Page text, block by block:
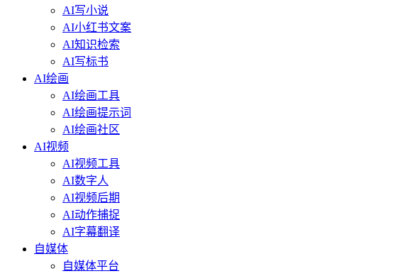
AI写小说
AI小红书文案
AI知识检索
AI写标书
AI绘画
AI绘画工具
AI绘画提示词
AI绘画社区
AI视频
AI视频工具
AI数字人
AI视频后期
AI动作捕捉
AI字幕翻译
自媒体
自媒体平台